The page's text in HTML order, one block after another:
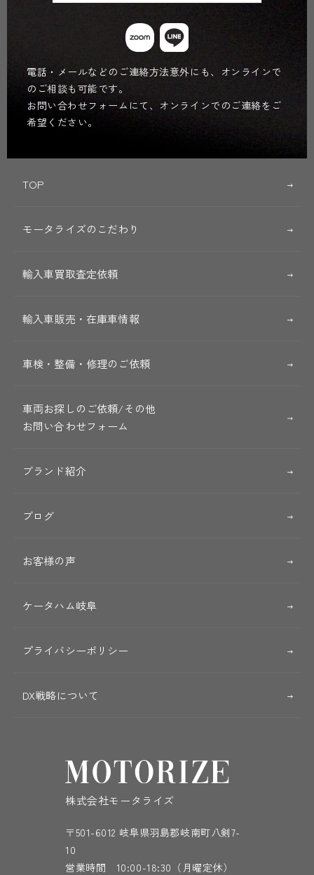
電話・メールなどのご連絡方法意外にも、オンラインで
のご相談も可能です。
お問い合わせフォームにて、オンラインでのご連絡をご
希望ください。
TOP
モータライズのこだわり
輸入車買取査定依頼
輸入車販売・在庫車情報
車検・整備・修理のご依頼
車両お探しのご依頼/その他
お問い合わせフォーム
ブランド紹介
ブログ
お客様の声
ケータハム岐阜
プライバシーポリシー
DX戦略について
株式会社モータライズ
〒501-6012 岐阜県羽島郡岐南町八剣7-
10
営業時間 10:00-18:30（月曜定休）